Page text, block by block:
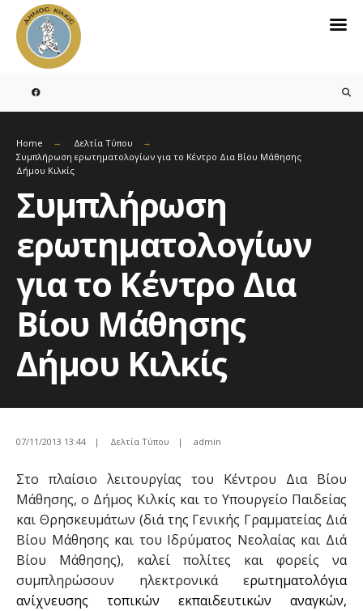
Skip
Home
Δελτία Τύπου
Συμπλήρωση ερωτηματολογίων για το Κέντρο Δια Βίου Μάθησης
Δήμου Κιλκίς
Συμπλήρωση
ερωτηματολογίων
για το Κέντρο Δια
Βίου Μάθησης
Δήμου Κιλκίς
07/11/2013 13:44 | Δελτία Τύπου | admin
Στο πλαίσιο λειτουργίας του Κέντρου Δια Βίου
Μάθησης, ο Δήμος Κιλκίς και το Υπουργείο Παιδείας
και Θρησκευμάτων (διά της Γενικής Γραμματείας Διά
Βίου Μάθησης και του Ιδρύματος Νεολαίας και Διά
Βίου Μάθησης), καλεί πολίτες και φορείς να
συμπληρώσουν ηλεκτρονικά ερωτηματολόγια
ανίχνευσης τοπικών εκπαιδευτικών αναγκών,
Search
for: